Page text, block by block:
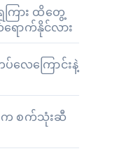
ကြား ထိတွေ့
ောက်နိုင်လား
လေကြောင်းနဲ့
းက စက်သုံးဆီ